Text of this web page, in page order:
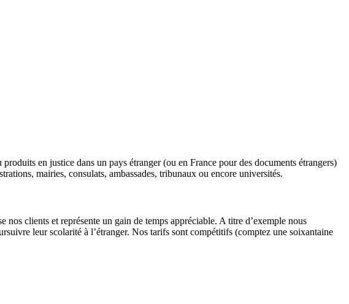
en justice dans un pays étranger (ou en France pour des documents étrangers)
mairies, consulats, ambassades, tribunaux ou encore universités.
clients et représente un gain de temps appréciable. A titre d’exemple nous
leur scolarité à l’étranger. Nos tarifs sont compétitifs (comptez une soixantaine